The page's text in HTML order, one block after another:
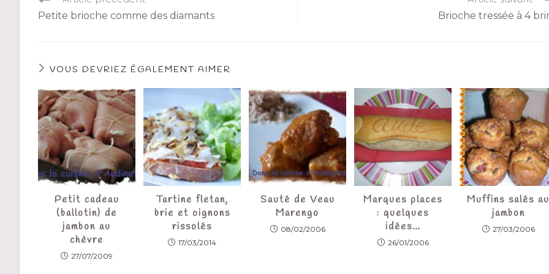
Petite brioche comme des diamants
Brioche tressée à 4
VOUS DEVRIEZ ÉGALEMENT AIMER
Petit cadeau
(ballotin) de
jambon au
chèvre
27/07/2009
Tartine fletan,
brie et oignons
rissolés
17/03/2014
Sauté de Veau
Marengo
08/02/2006
Marques places
: quelques
idées…
26/01/2006
Muffins salés
jambon
27/03/2006